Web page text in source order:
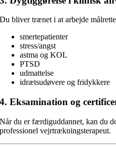
Du bliver trænet i at arbejde
smertepatienter
stress/angst
astma og KOL
PTSD
udmattelse
idrætsudøvere og fridykkere
4. Eksamination og
Når du er færdiguddannet, kan du
professionel vejrtrækningsterapeut.